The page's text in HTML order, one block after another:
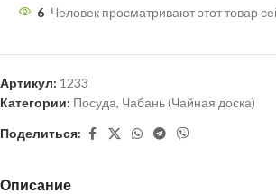
6 Человек просматривают этот товар
Артикул: 1233
Категории: Посуда, Чабань (Чайная доска)
Поделиться:
Описание